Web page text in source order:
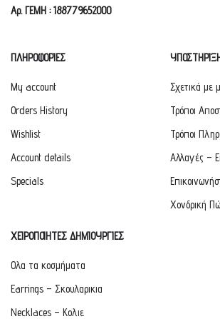
Αρ. ΓΕΜΗ : 188779652000
ΠΛΗΡΟΦΟΡΙΕΣ
My account
Orders History
Wishlist
Account details
Specials
Σχετικά με
Τρόποι
Τρόποι
Αλλαγές –
Χονδρική
ΧΕΙΡΟΠΟΙΗΤΕΣ ΔΗΜΙΟΥΡΓΙΕΣ
Ολα τα κοσμήματα
Earrings – Σκουλαρικια
Necklaces – Κολιε